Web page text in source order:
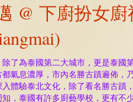
@ 下廚扮女廚
除了為泰國第二大城市，更是泰
都氣息濃厚，市內名勝古蹟遍佈，
入體驗泰北文化，除了看名勝古蹟
知，泰國有許多廚藝學校，更有不